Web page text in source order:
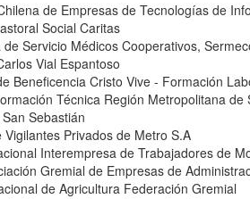
de Empresas de Tecnologías de
Social Caritas
Servicio Médicos Cooperativos,
Vial Espantoso
Beneficencia Cristo Vive - Formación
Técnica Región Metropolitana de
Sebastián
Vigilantes Privados de Metro S.A
Interempresa de Trabajadores de
Gremial de Empresas de
de Agricultura Federación Gremial